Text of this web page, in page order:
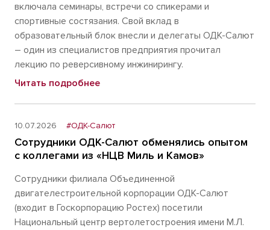
включала семинары, встречи со спикерами и
спортивные состязания. Свой вклад в
образовательный блок внесли и делегаты ОДК-Салют
– один из специалистов предприятия прочитал
лекцию по реверсивному инжинирингу.
Читать подробнее
10.07.2026 #ОДК-Салют
Сотрудники ОДК-Салют обменялись опытом
с коллегами из «НЦВ Миль и Камов»
Сотрудники филиала Объединенной
двигателестроительной корпорации ОДК-Салют
(входит в Госкорпорацию Ростех) посетили
Национальный центр вертолетостроения имени М.Л.